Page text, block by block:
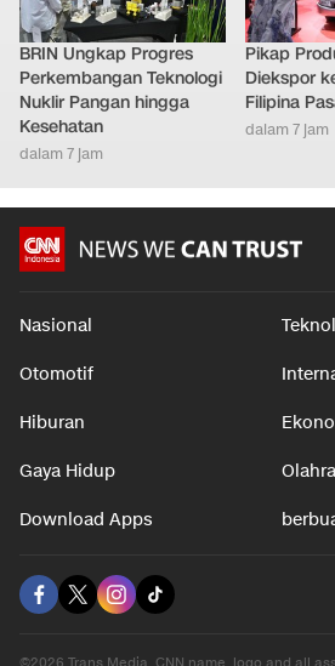
BRIN Ungkap Progres
Perkembangan Teknologi
Nuklir Pangan hingga
Kesehatan
dalam 7 jam
Pikap
Diekspor
Filipina
dalam 7 jam
Nasional
Otomotif
Hiburan
Gaya Hidup
Download Apps